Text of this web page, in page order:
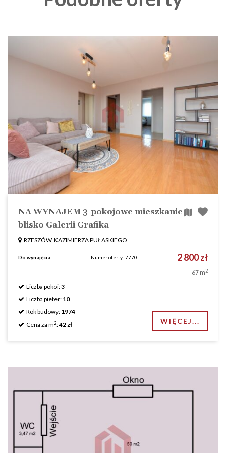
NA WYNAJEM 3-pokojowe mieszkanie
blisko Galerii Grafika
RZESZÓW, KAZIMIERZA PUŁASKIEGO
Do wynajęcia Numer oferty: 7770 2 800 zł
67 m2
Liczba pokoi:3
Liczba pieter: 10
Rok budowy: 1974
Cena za m2:42 zł WIĘCEJ...